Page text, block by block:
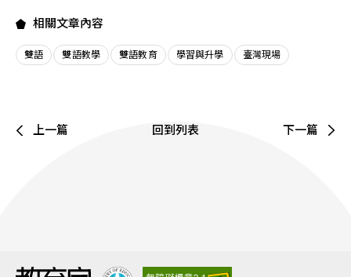
相關文章內容
雙語 雙語教學 雙語教育 學習與升學 臺灣現場
上一篇 回到列表 下一篇